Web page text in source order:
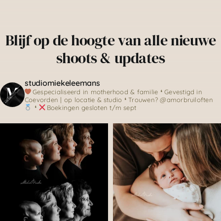
Blijf op de hoogte van alle nieuwe
shoots & updates
studiomiekeleemans
Gespecialiseerd in motherhood & familie ❛ Gevestigd in
Coevorden | op locatie & studio ❛ Trouwen? @amorbruiloften
❛
Boekingen gesloten t/m sept